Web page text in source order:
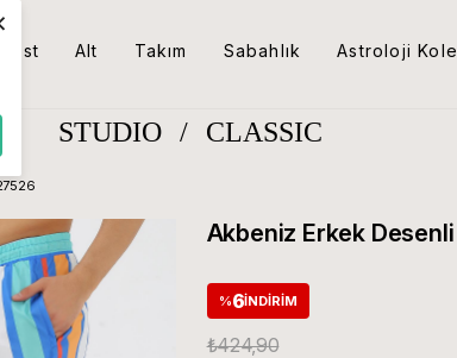
Üst Alt Takım Sabahlık Astroloji
STUDIO / CLASSIC
Akbeniz Erkek
%6İNDIRIM
₺424,90